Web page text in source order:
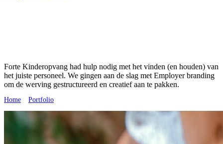
Forte Kinderopvang had hulp nodig met het vinden (en houden) van
het juiste personeel. We gingen aan de slag met Employer branding
om de werving gestructureerd en creatief aan te pakken.
Home Portfolio